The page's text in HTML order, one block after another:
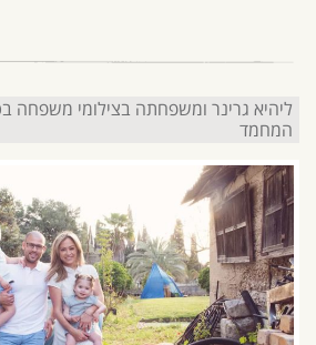
ליהיא גרינר ומשפחתה בצילומי משפחה
המחמד